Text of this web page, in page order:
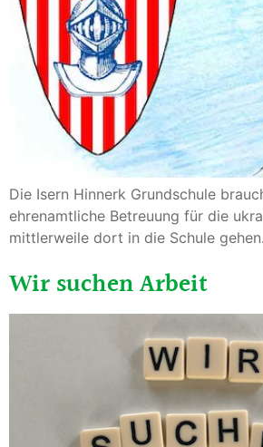
Die Isern Hinnerk Grundschule
ehrenamtliche Betreuung für die
mittlerweile dort in die Schule gehen.
Wir suchen Arbeit